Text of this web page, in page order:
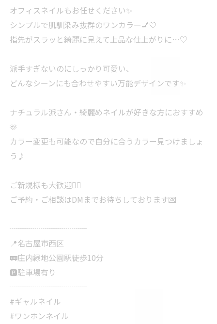
オフィスネイルもお任せください✨
シンプルで肌馴染み抜群のワンカラー💅🤍
指先がスラッと綺麗に見えて上品な仕上がりに…♡
派手すぎないのにしっかり可愛い、
どんなシーンにも合わせやすい万能デザインです✨
ナチュラル派さん・綺麗めネイルが好きな方におすすめ
🫶
カラー変更も可能なので自分に合うカラー見つけましょ
う♪
ご新規様も大歓迎🙆‍♀️
ご予約・ご相談はDMまでお待ちしております💌⁡
┈┈┈┈┈┈┈┈┈┈
📍名古屋市西区
🚃庄内緑地公園駅徒歩10分
🅿️駐車場有り
┈┈┈┈┈┈┈┈┈┈
#ギャルネイル
#ワンホンネイル